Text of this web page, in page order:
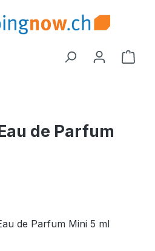
de Parfum